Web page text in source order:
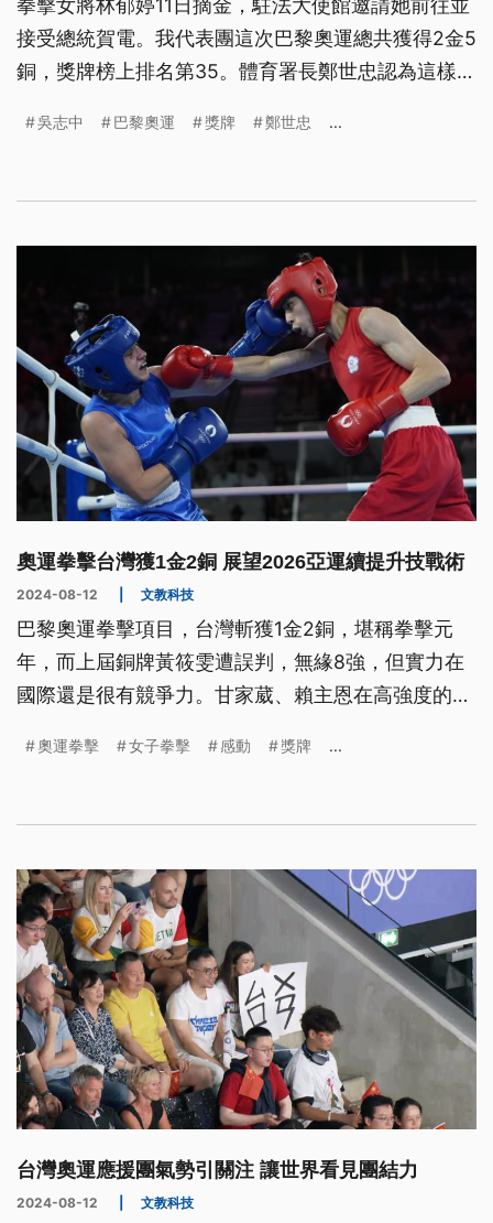
拳擊女將林郁婷11日摘金，駐法大使館邀請她前往並
接受總統賀電。我代表團這次巴黎奧運總共獲得2金5
銅，獎牌榜上排名第35。體育署長鄭世忠認為這樣的
仍在爭取最高榮譽，運科中心才剛成立，但啟動之後
吳志中 巴黎奧運 獎牌 鄭世忠 ...
奧運拳擊台灣獲1金2銅 展望2026亞運續提升技戰術
2024-08-12 文教科技
巴黎奧運拳擊項目，台灣斬獲1金2銅，堪稱拳擊元
年，而上屆銅牌黃筱雯遭誤判，無緣8強，但實力在
國際還是很有競爭力。甘家葳、賴主恩在高強度的男
實力已不容小覷。
奧運拳擊 女子拳擊 感動 獎牌 ...
台灣奧運應援團氣勢引關注 讓世界看見團結力
2024-08-12 文教科技